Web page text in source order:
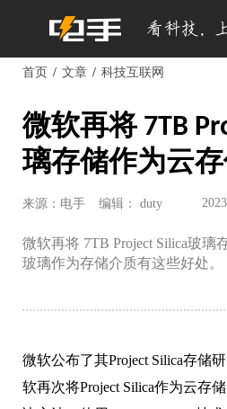
首页 文章 科技互联网
微软再将 7TB
璃存储作为云
来源：电手 编辑： duty
微软再将 7TB Project Silica玻璃
玻璃作为存储介质有这些好处。
微软公布了其Project Silica存储
软再次将Project Silica作为云存